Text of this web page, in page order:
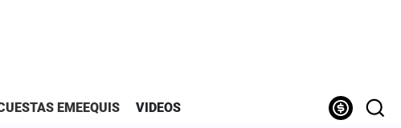
EMEEQUIS VIDEOS